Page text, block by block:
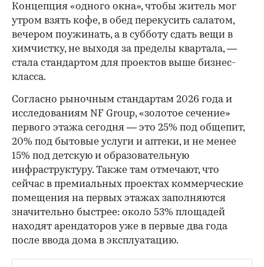
Концепция «одного окна», чтобы житель мог
утром взять кофе, в обед перекусить салатом,
вечером поужинать, а в субботу сдать вещи в
химчистку, не выходя за пределы квартала, —
стала стандартом для проектов выше бизнес-
класса.
Согласно рыночным стандартам 2026 года и
исследованиям NF Group, «золотое сечение»
первого этажа сегодня — это 25% под общепит,
20% под бытовые услуги и аптеки, и не менее
15% под детскую и образовательную
инфраструктуру. Также там отмечают, что
сейчас в премиальных проектах коммерческие
помещения на первых этажах заполняются
значительно быстрее: около 53% площадей
находят арендаторов уже в первые два года
после ввода дома в эксплуатацию.